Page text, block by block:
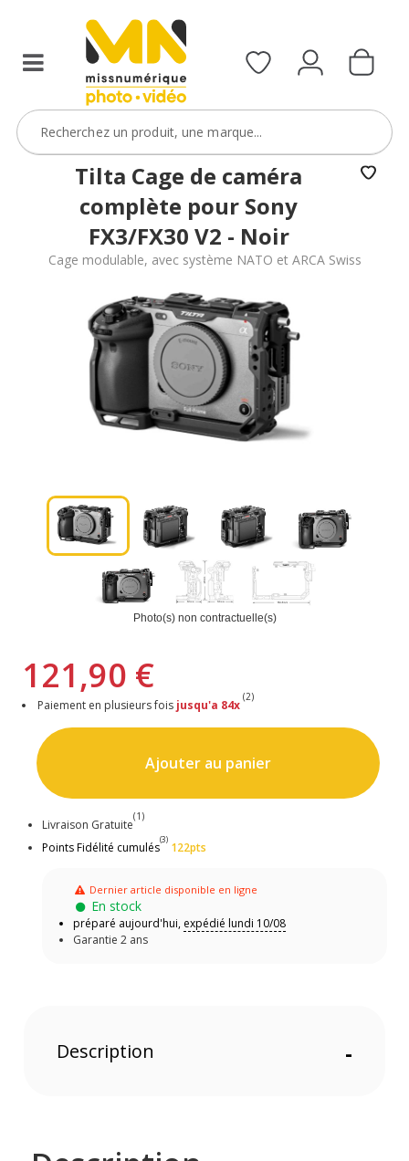
Tilta Cage de caméra
complète pour Sony
FX3/FX30 V2 - Noir
Cage modulable, avec système NATO et ARCA Swiss
Photo(s) non contractuelle(s)
121,90 €
Paiement en plusieurs fois jusqu'a 84x
(2)
Ajouter au panier
Livraison Gratuite
(1)
Points Fidélité cumulés
(3)
122pts
Dernier article disponible en ligne
En stock
préparé aujourd'hui, expédié lundi 10/08
Garantie 2 ans
Description -